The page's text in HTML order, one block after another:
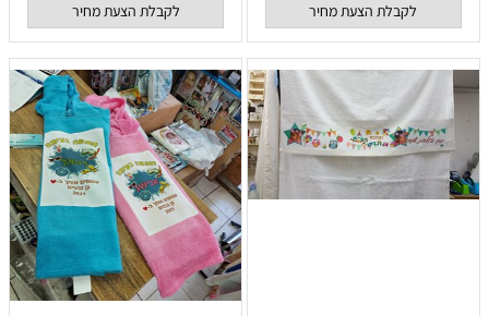
לקבלת הצעת מחיר לקבלת הצעת מחיר